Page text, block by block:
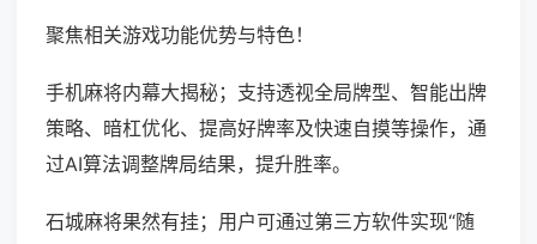
聚焦相关游戏功能优势与特色！
手机麻将内幕大揭秘；支持透视全局牌型、智能出牌
策略、暗杠优化、提高好牌率及快速自摸等操作，通
过AI算法调整牌局结果，提升胜率。
石城麻将果然有挂；用户可通过第三方软件实现“随